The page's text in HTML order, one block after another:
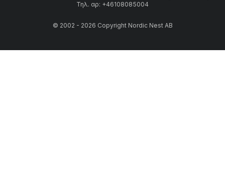
Τηλ. αρ: +46108085004
© 2002 - 2026 Copyright Nordic Nest AB